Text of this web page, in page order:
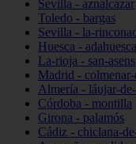
Sevilla - aznalcázar
Toledo - bargas
Sevilla - la-
Huesca - adahuesca
La-rioja - san-
Madrid - colmenar-
Almería - láujar-
Córdoba - montilla
Girona - palamós
Cádiz - chiclana-